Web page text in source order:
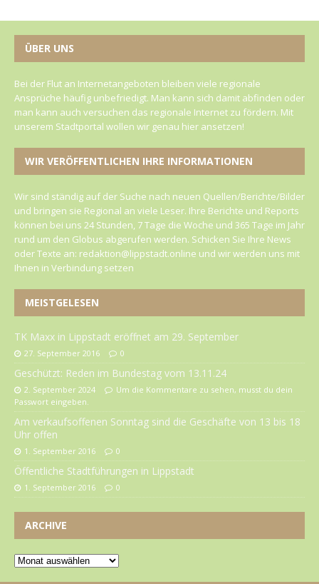
ÜBER UNS
Bei der Flut an Internetangeboten bleiben viele regionale
Ansprüche häufig unbefriedigt. Man kann sich damit abfinden oder
man kann auch versuchen das regionale Internet zu fördern. Mit
unserem Stadtportal wollen wir genau hier ansetzen!
WIR VERÖFFENTLICHEN IHRE INFORMATIONEN
Wir sind ständig auf der Suche nach neuen Quellen/Berichte/Bilder
und bringen sie Regional an viele Leser. Ihre Berichte und Reports
können bei uns 24 Stunden, 7 Tage die Woche und 365 Tage im Jahr
rund um den Globus abgerufen werden. Schicken Sie Ihre News
oder Texte an: redaktion@lippstadt.online und wir werden uns mit
Ihnen in Verbindung setzen
MEISTGELESEN
TK Maxx in Lippstadt eröffnet am 29. September
27. September 2016 0
Geschützt: Reden im Bundestag vom 13.11.24
2. September 2024
Um die Kommentare zu sehen, musst du dein
Passwort eingeben.
Am verkaufsoffenen Sonntag sind die Geschäfte von 13 bis 18
Uhr offen
1. September 2016 0
Öffentliche Stadtführungen in Lippstadt
1. September 2016 0
ARCHIVE